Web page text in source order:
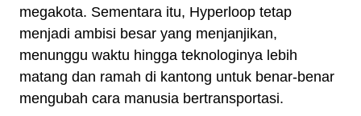
megakota. Sementara itu, Hyperloop tetap
menjadi ambisi besar yang menjanjikan,
menunggu waktu hingga teknologinya lebih
matang dan ramah di kantong untuk benar-benar
mengubah cara manusia bertransportasi.